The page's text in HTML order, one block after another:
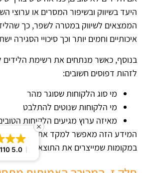
היעד בשיווק ובשיפור המסרים או ערוצי
הממצאים לשיווק במטרה לשפר, כך
איכותיים וחמים יותר וכך סיכויי הסגירה
בנוסף, כאשר מנתחים את רשימת הלידים
לזהות דפוסים חשובים:
מי סוג הלקוחות שסוגר מהר
מי הלקוחות שנוטים להתלבט
מאיזה ערוץ מגיעים הלקוחות
המידע הזה מאפשר למקד את השיווק
במקומות שמייצרים את התוצאות הטובות
5.0